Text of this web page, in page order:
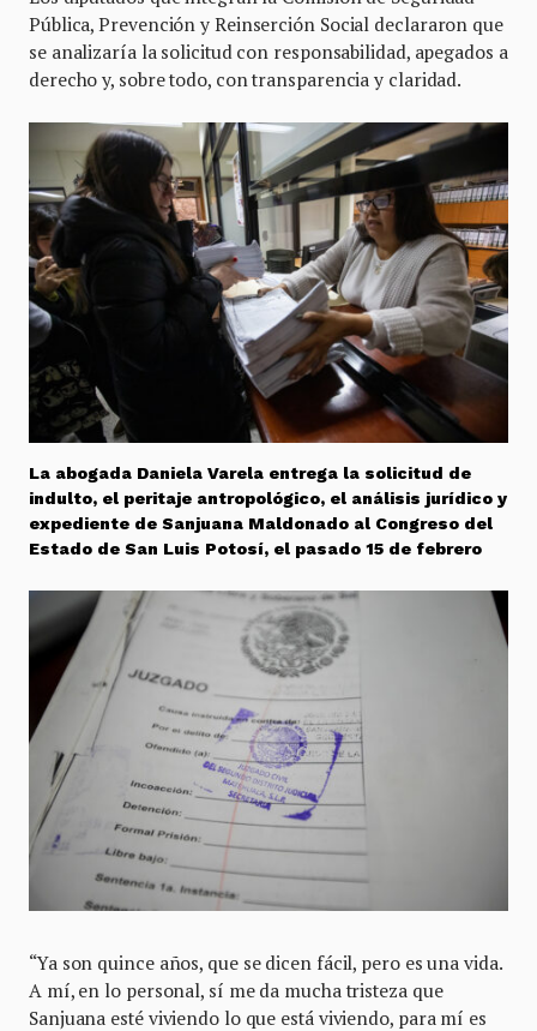
Pública, Prevención y Reinserción Social declararon que
se analizaría la solicitud con responsabilidad, apegados a
derecho y, sobre todo, con transparencia y claridad.
La abogada Daniela Varela entrega la solicitud de
indulto, el peritaje antropológico, el análisis jurídico y
expediente de Sanjuana Maldonado al Congreso del
Estado de San Luis Potosí, el pasado 15 de febrero
“Ya son quince años, que se dicen fácil, pero es una vida.
A mí, en lo personal, sí me da mucha tristeza que
Sanjuana esté viviendo lo que está viviendo, para mí es